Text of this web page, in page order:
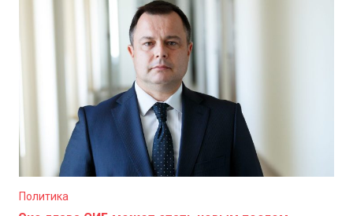
назначили министром экономики.
Политика